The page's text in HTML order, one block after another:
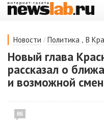
Новости / Политика , В
Новый глава
рассказал о
и возможной
86